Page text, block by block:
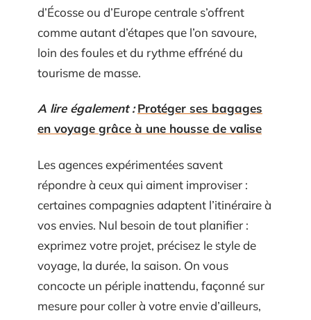
d’Écosse ou d’Europe centrale s’offrent
comme autant d’étapes que l’on savoure,
loin des foules et du rythme effréné du
tourisme de masse.
A lire également : Protéger ses bagages
en voyage grâce à une housse de valise
Les agences expérimentées savent
répondre à ceux qui aiment improviser :
certaines compagnies adaptent l’itinéraire à
vos envies. Nul besoin de tout planifier :
exprimez votre projet, précisez le style de
voyage, la durée, la saison. On vous
concocte un périple inattendu, façonné sur
mesure pour coller à votre envie d’ailleurs,